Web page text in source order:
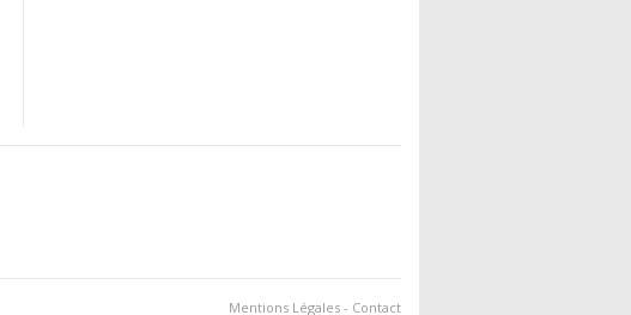
Mentions Légales - Contact